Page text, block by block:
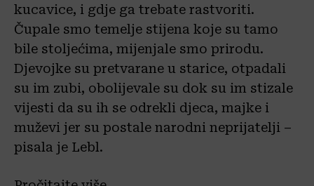
kucavice, i gdje ga trebate rastvoriti.
Čupale smo temelje stijena koje su tamo
bile stoljećima, mijenjale smo prirodu.
Djevojke su pretvarane u starice, otpadali
su im zubi, obolijevale su dok su im stizale
vijesti da su ih se odrekli djeca, majke i
muževi jer su postale narodni neprijatelji –
pisala je Lebl.